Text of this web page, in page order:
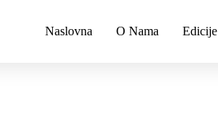
Naslovna O Nama Edicije